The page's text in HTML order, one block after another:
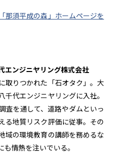
那須平成の森」ホームページを
エンジニヤリング株式会社
取りつかれた「石オタク」。大
代エンジニヤリングに入社。
査を通して、道路やダムといっ
る地質リスク評価に従事。その
域の環境教育の講師を務めるな
情熱を注いでいる。